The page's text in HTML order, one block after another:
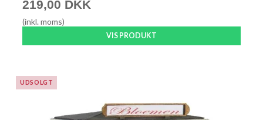
219,00 DKK
(inkl. moms)
VIS PRODUKT
UDSOLGT